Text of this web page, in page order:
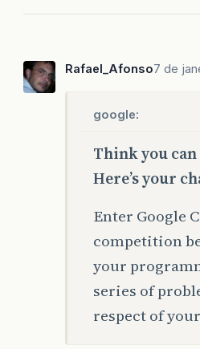
Rafael_Afonso7 de
google:
Think you
Here’s your
Enter Google
competition
your
series of
respect of